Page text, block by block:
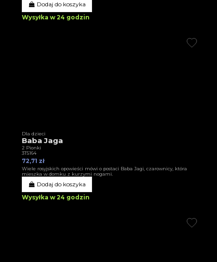
Dodaj do koszyka
Wysyłka w 24 godzin
Dla dzieci
Baba Jaga
2 Pionki
3T5164
72,71 zł
Wiele rosyjskich opowieści mówi o postaci Baba Jagi, czarownicy, która
mieszka w domku z kurzymi nogami.
Dodaj do koszyka
Wysyłka w 24 godzin